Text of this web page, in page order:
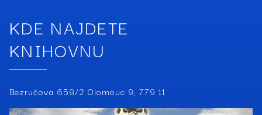
KDE NAJDETE
KNIHOVNU
Bezručova 659/2 Olomouc 9, 779 11­­­